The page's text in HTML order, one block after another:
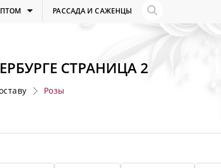
РАССАДА И САЖЕНЦЫ
СТРАНИЦА 2
Розы